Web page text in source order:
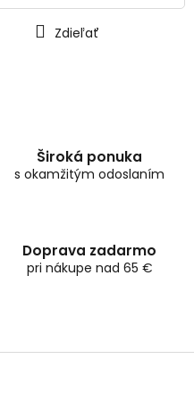
Zdieľať
Široká ponuka
s okamžitým odoslaním
Doprava zadarmo
pri nákupe nad 65 €